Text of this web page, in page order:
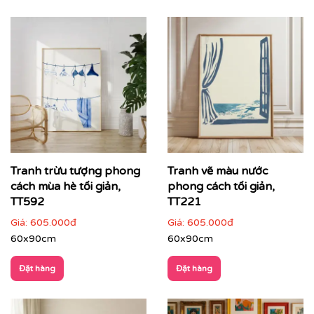
không mô tả thế giới theo hình khối
cụ thể, mà truyền tải cảm xúc, nhịp điệu và chiều sâu
thông qua màu sắc, đường nét và bố cục. Đây là dòng
tranh được ưa chuộng trong các không gian hiện đại,
cao cấp – nơi nghệ thuật trở thành
tuyên ngôn thẩm
mỹvà cá tính của gia chủ hay thương hiệu.
Tranh trừu tượng phong
cách mùa hè tối giản,
TT592
Giá: 605.000đ
60x90cm
Đặt hàng
Tranh vẽ màu nước
phong cách tối giản,
TT221
Giá: 605.000đ
60x90cm
Đặt hàng